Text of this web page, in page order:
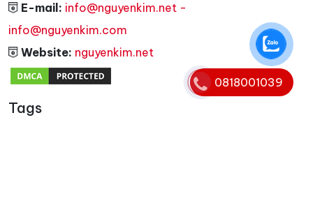
E-mail: info@nguyenkim.net -
info@nguyenkim.com
Website: nguyenkim.net
Tags
0818001039